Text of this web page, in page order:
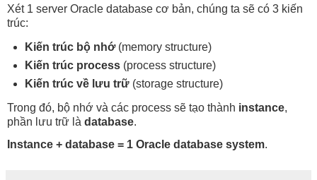
Xét 1 server Oracle database cơ bản, chúng ta sẽ có 3 kiến
trúc:
Kiến trúc bộ nhớ(memory structure)
Kiến trúc process (process structure)
Kiến trúc về lưu trữ (storage structure)
Trong đó, bộ nhớ và các process sẽ tạo thành instance,
phần lưu trữ là database.
Instance + database = 1 Oracle database system.